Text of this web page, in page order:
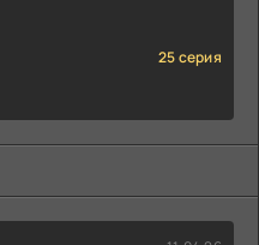
25 серия